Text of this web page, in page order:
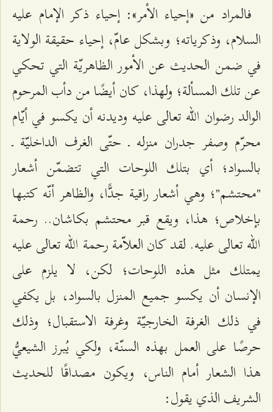
فالمراد من «إحياء الأمر»: إحياء ذكر الإمام عليه
السلام، وذكرياته؛ وبشكل عامّ، إحياء حقيقة الولاية
في ضمن الحديث عن الأمور الظاهريّة التي تحكي
عن تلك المسألة؛ ولهذا، كان أيضًا من دأب المرحوم
الوالد رضوان الله تعالى عليه وديدنه أن يكسو في أيّام
محرّم وصفر جدران منزله ـ حتّى الغرف الداخليّة ـ
بالسواد؛ أي بتلك اللوحات التي تتضمّن أشعار
"محتشم"؛ وهي أشعار راقية جدًّا، والظاهر أنّه كتبها
بإخلاص؛ هذا، ويقع قبر محتشم بكاشان.. رحمة
الله تعالى عليه. لقد كان العلاّمة رحمة الله تعالى عليه
يمتلك مثل هذه اللوحات؛ لكن، لا يلزم على
الإنسان أن يكسو جميع المنزل بالسواد، بل يكفي
في ذلك الغرفة الخارجيّة وغرفة الاستقبال؛ وذلك
حرصًا على العمل بهذه السنّة، ولكي يُبرز الشيعيُّ
هذا الشعار أمام الناس، ويكون مصداقًا للحديث
الشريف الذي يقول: